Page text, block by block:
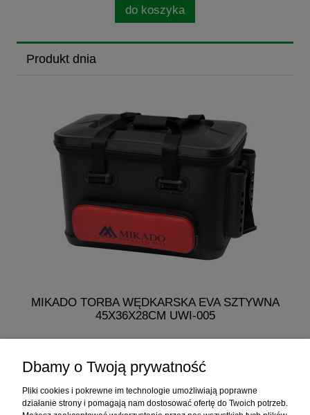
do koszyka
Produkt dnia
MIKADO TORBA WĘDKARSKA EVA SZTYWNA
45X36X28CM UWI-005
Dbamy o Twoją prywatność
Pliki cookies i pokrewne im technologie umożliwiają poprawne
działanie strony i pomagają nam dostosować ofertę do Twoich potrzeb.